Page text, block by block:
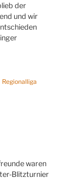
der
und wir
Regionalliga
waren
Blitzturnier